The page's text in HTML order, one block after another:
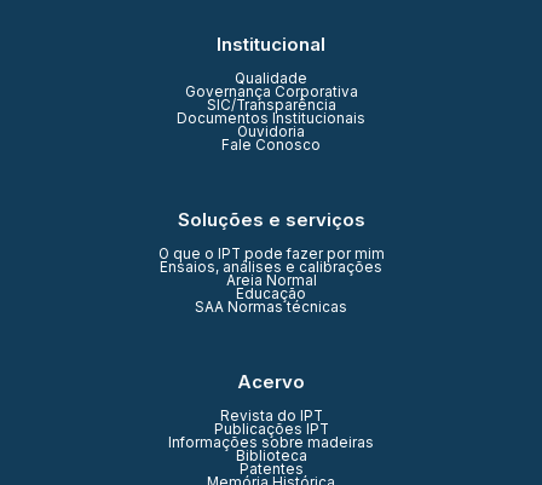
Institucional
Qualidade
Governança Corporativa
SIC/Transparência
Documentos Institucionais
Ouvidoria
Fale Conosco
Soluções e serviços
O que o IPT pode fazer por mim
Ensaios, análises e calibrações
Areia Normal
Educação
SAA Normas técnicas
Acervo
Revista do IPT
Publicações IPT
Informações sobre madeiras
Biblioteca
Patentes